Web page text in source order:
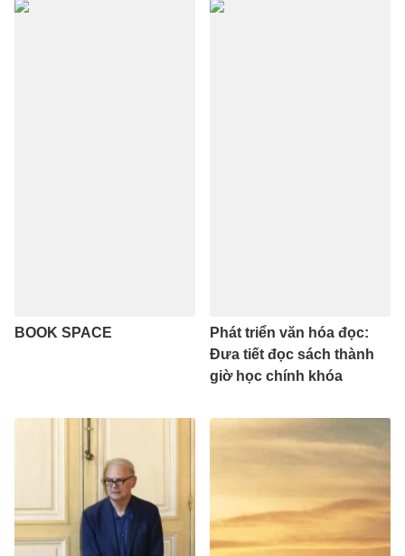
BOOK SPACE
Phát triển văn hóa đọc:
Đưa tiết đọc sách thành
giờ học chính khóa